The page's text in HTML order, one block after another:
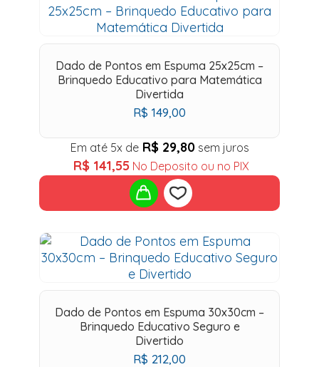
to
wishlist
Dado de Pontos em Espuma 25x25cm –
Brinquedo Educativo para Matemática
Divertida
R$ 149,00
Em até 5x de R$ 29,80 sem juros
R$ 141,55 No Deposito ou no PIX
Add
to
wishlist
Dado de Pontos em Espuma 30x30cm –
Brinquedo Educativo Seguro e
Divertido
R$ 212,00